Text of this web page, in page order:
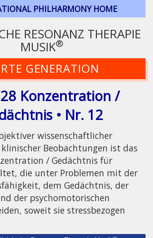
PHILHARMONY HOME
RESONANZ THERAPIE
MUSIK®
GENERATION
Konzentration /
• Nr. 12
wissenschaftlicher
Beobachtungen ist das
/ Gedächtnis für
die unter Problemen mit der
dem Gedächtnis, der
der psychomotorischen
soweit sie stressbezogen